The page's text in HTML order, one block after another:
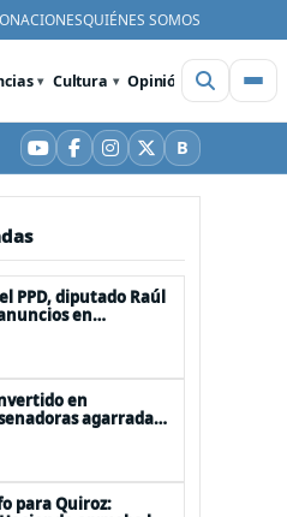
QUIÉNES SOMOS
Cultura Opinión Videos
YouTube
Facebook
Instagram
X BBluesky
PPD, diputado Raúl
en
advierte ausencia
del secreto
en
agarradas
para Quiroz: